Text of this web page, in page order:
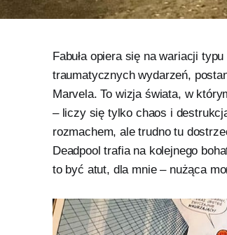
Fabuła opiera się na wariacji
traumatycznych wydarzeń,
Marvela. To wizja świata, w
– liczy się tylko chaos i
rozmachem, ale trudno tu
Deadpool trafia na kolejnego
to być atut, dla mnie – nużąca